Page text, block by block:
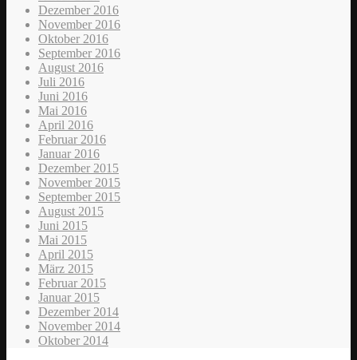
Dezember 2016
November 2016
Oktober 2016
September 2016
August 2016
Juli 2016
Juni 2016
Mai 2016
April 2016
Februar 2016
Januar 2016
Dezember 2015
November 2015
September 2015
August 2015
Juni 2015
Mai 2015
April 2015
März 2015
Februar 2015
Januar 2015
Dezember 2014
November 2014
Oktober 2014